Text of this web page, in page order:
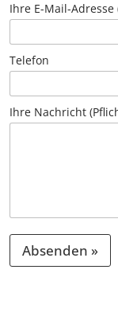
Ihre E-Mail-
Telefon
Ihre Nachricht
Absenden »